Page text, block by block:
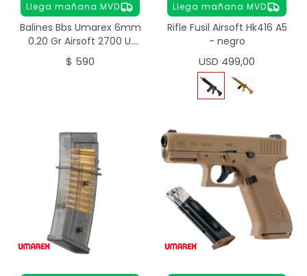
Llega mañana MVD
Balines Bbs Umarex 6mm
0.20 Gr Airsoft 2700 U.
Premium
$ 590
Llega mañana MVD
Rifle Fusil Airsoft Hk416 A5
- negro
USD 499,00